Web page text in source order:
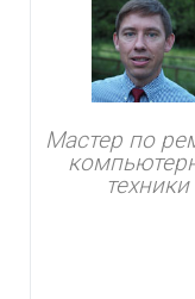
Мастер по
техники